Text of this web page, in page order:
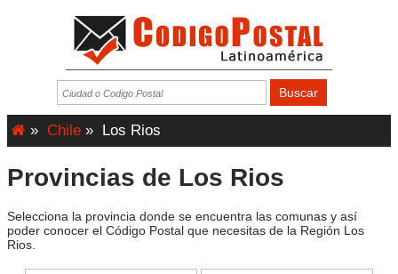
» Chile » Los Rios
Provincias de Los Rios
Selecciona la provincia donde se encuentra las comunas y así
poder conocer el Código Postal que necesitas de la Región Los
Rios.